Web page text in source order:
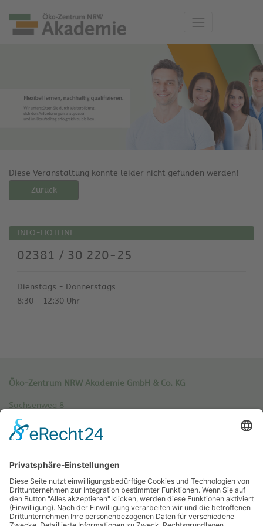
Diese Veranstaltung konnte leider nicht gefunden werden!
Zurück
INFO-HOTLINE
02381 / 30 220-25
Dienstags - Donnerstags
8:30 - 12:30 Uhr
Öko-Zentrum NRW Akademie GmbH & Co. KG
Sachsenweg 8
59073 Hamm
Tel.: 02381 / 30 220-0
info[at]oe-akademie.de
Vertrag widerrufen
Sitemap